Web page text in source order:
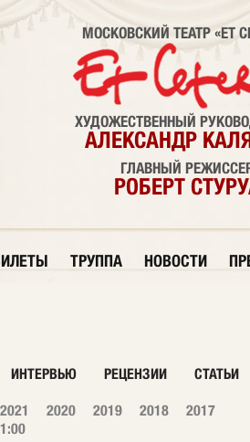
МОСКОВСКИЙ ТЕАТР «ET
ХУДОЖЕСТВЕННЫЙ
АЛЕКСАНДР
ГЛАВНЫЙ
РОБЕРТ
ТРУППА НОВОСТИ
ИНТЕРВЬЮ РЕЦЕНЗИИ СТАТЬИ
2021 2020 2019 2018
2017
1:00